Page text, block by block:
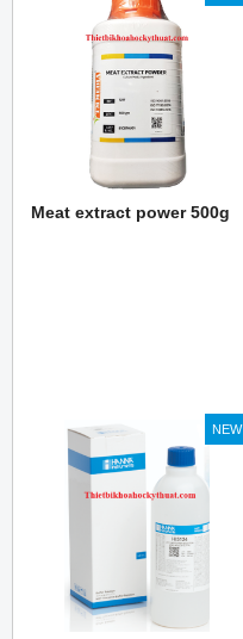
Meat extract power 500g
NEW